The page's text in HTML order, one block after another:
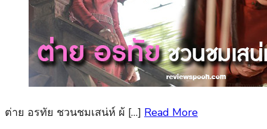
ต่าย อรทัย ชวนชมเสน่ห์ ผ้ […] Read More